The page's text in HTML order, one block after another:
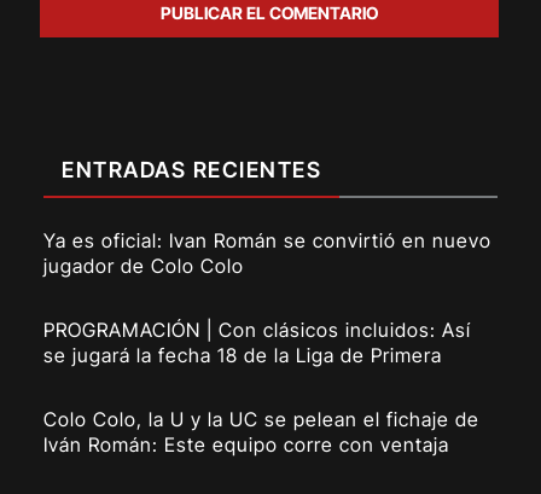
ENTRADAS RECIENTES
Ya es oficial: Ivan Román se convirtió en nuevo
jugador de Colo Colo
PROGRAMACIÓN | Con clásicos incluidos: Así
se jugará la fecha 18 de la Liga de Primera
Colo Colo, la U y la UC se pelean el fichaje de
Iván Román: Este equipo corre con ventaja